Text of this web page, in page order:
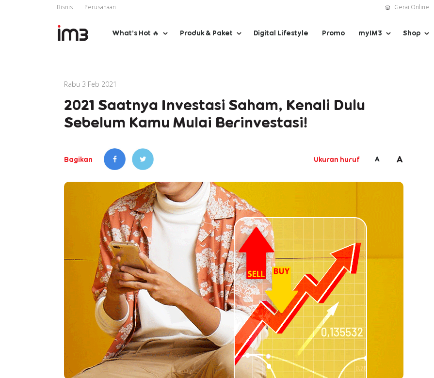
Bisnis Perusahaan Gerai Online
What’s Hot 🔥 Produk & Paket Digital Lifestyle Promo myIM3 Shop
Rabu 3 Feb 2021
2021 Saatnya Investasi Saham, Kenali Dulu
Sebelum Kamu Mulai Berinvestasi!
Bagikan Ukuran huruf A A